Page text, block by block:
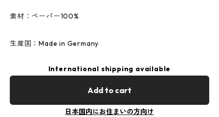
素材：ペーパー100%
生産国：Made in Germany
International shipping available
Add to cart
日本国内にお住まいの方向け